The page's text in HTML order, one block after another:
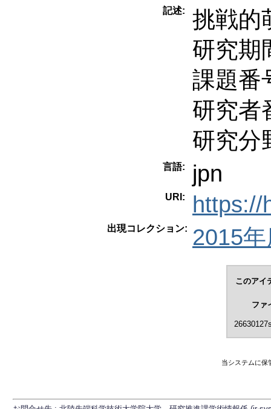
記述:
挑戦的
研究期
課題番
研究者
研究分
言語: jpn
URI: https://
出現コレクション: 2015
このアイ
ファ
当システムに保